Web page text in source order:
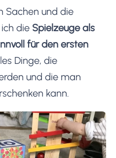
Sachen und die
die Spielzeuge als
für den ersten
Dinge, die
und die man
kann.